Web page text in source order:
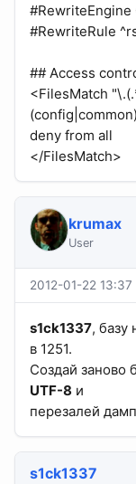
#RewriteEngine
#RewriteRule
## Access
<FilesMatch
deny from all
</FilesMatch>
krumax
User
2012-01-22 13:37
s1ck1337, базу
в 1251.
Создай заново
UTF-8 и
перезалей
s1ck1337